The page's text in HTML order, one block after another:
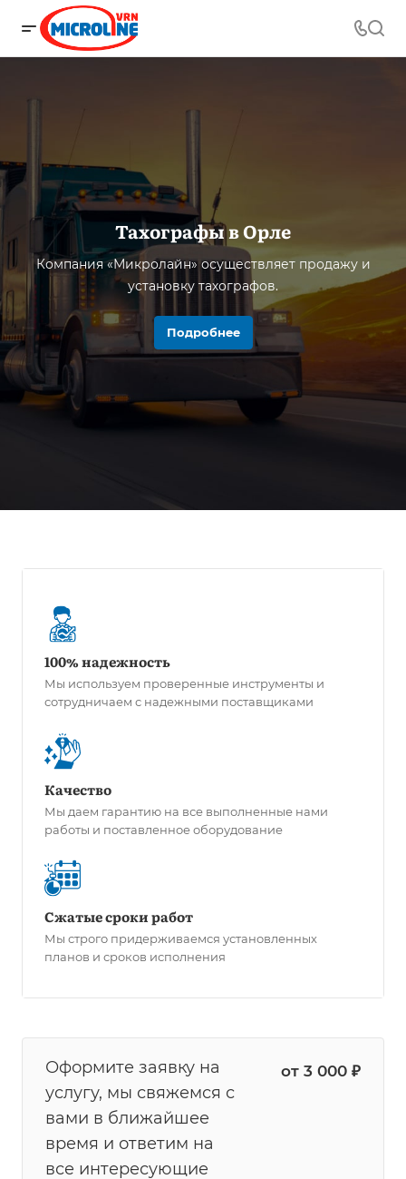
Тахографы в Орле
Компания «Микролайн» осуществляет продажу и
установку тахографов.
Подробнее
100% надежность
Мы используем проверенные инструменты и
сотрудничаем с надежными поставщиками
Качество
Мы даем гарантию на все выполненные нами
работы и поставленное оборудование
Сжатые сроки работ
Мы строго придерживаемся установленных
планов и сроков исполнения
Оформите заявку на
услугу, мы свяжемся с
вами в ближайшее
время и ответим на
все интересующие
от 3 000 ₽